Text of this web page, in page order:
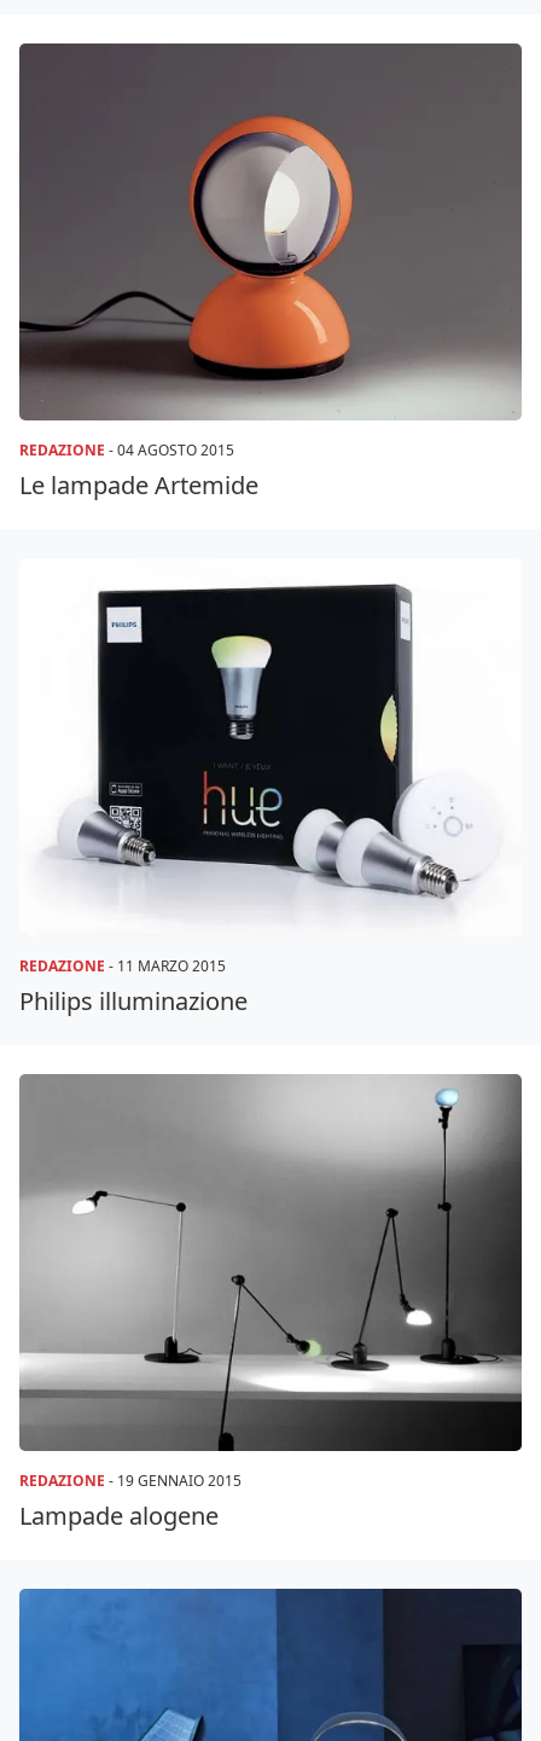
REDAZIONE -04 AGOSTO 2015
Le lampade Artemide
REDAZIONE - 11 MARZO 2015
Philips illuminazione
REDAZIONE - 19 GENNAIO 2015
Lampade alogene